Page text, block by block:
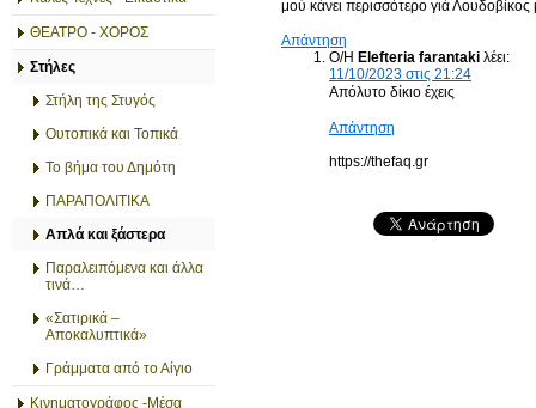
ΘΕΑΤΡΟ - ΧΟΡΟΣ
Στήλες
Στήλη της Στυγός
Ουτοπικά και Τοπικά
Το βήμα του Δημότη
ΠΑΡΑΠΟΛΙΤΙΚΑ
Απλά και ξάστερα
Παραλειπόμενα και άλλα
τινά…
«Σατιρικά –
Αποκαλυπτικά»
Γράμματα από το Αίγιο
Κινηματογράφος -Μέσα
μού κάνει περισσότερο γιά
Απάντηση
Ο/Η Elefteria farantaki λέει:
11/10/2023 στις 21:24
Απόλυτο δίκιο έχεις
Απάντηση
https://thefaq.gr